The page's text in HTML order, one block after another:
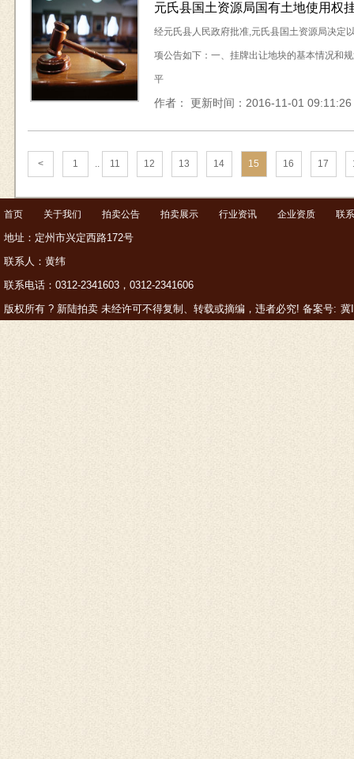
元氏县国土资源局国有土地使用权
经元氏县人民政府批准,元氏县国土资源局决定
项公告如下：一、挂牌出让地块的基本情况和
平
作者： 更新时间：2016-11-01 09:11:26
< 1 .. 11 12 13 14 15 16 17
首页 关于我们 拍卖公告 拍卖展示 行业资讯 企业资质 联
地址：定州市兴定西路172号
联系人：黄纬
联系电话：0312-2341603，0312-2341606
版权所有 ? 新陆拍卖 未经许可不得复制、转载或摘编，违者必究! 备案号: 冀